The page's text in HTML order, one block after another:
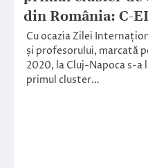
din România: C-
Cu ocazia Zilei
și profesorului, marcată
2020, la Cluj-Napoca s-a
primul cluster…